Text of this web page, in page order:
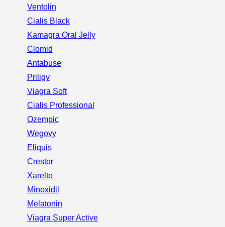
Ventolin
Cialis Black
Kamagra Oral Jelly
Clomid
Antabuse
Priligy
Viagra Soft
Cialis Professional
Ozempic
Wegovy
Eliquis
Crestor
Xarelto
Minoxidil
Melatonin
Viagra Super Active